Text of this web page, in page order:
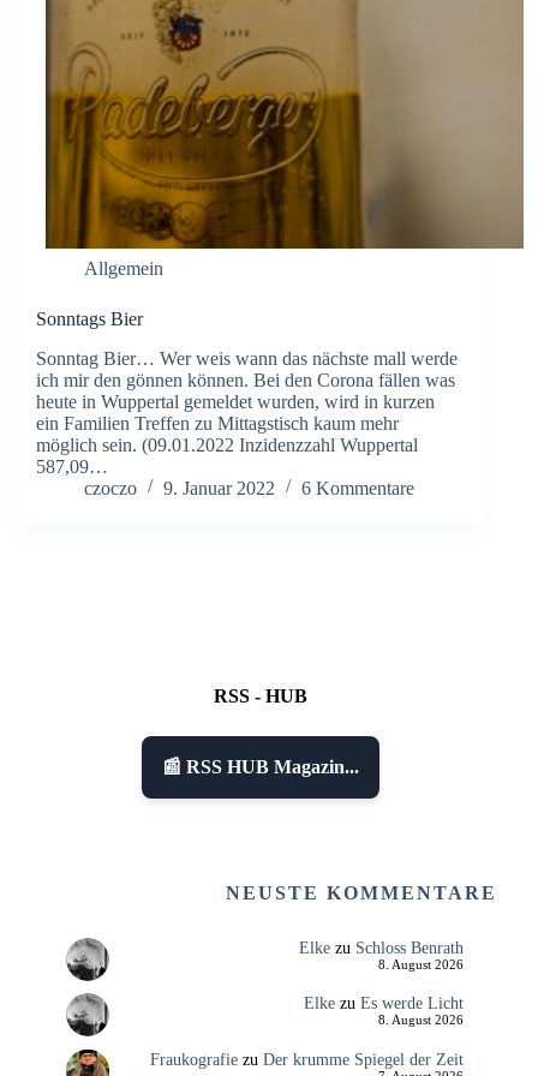
Allgemein
Sonntags Bier
Sonntag Bier… Wer weis wann das nächste mall werde
ich mir den gönnen können. Bei den Corona fällen was
heute in Wuppertal gemeldet wurden, wird in kurzen
ein Familien Treffen zu Mittagstisch kaum mehr
möglich sein. (09.01.2022 Inzidenzzahl Wuppertal
587,09…
czoczo
9. Januar 2022 6 Kommentare
RSS - HUB
📰 RSS HUB Magazin...
NEUSTE KOMMENTARE
Elkezu Schloss Benrath
8. August 2026
Elkezu Es werde Licht
8. August 2026
Fraukografiezu Der krumme Spiegel der Zeit